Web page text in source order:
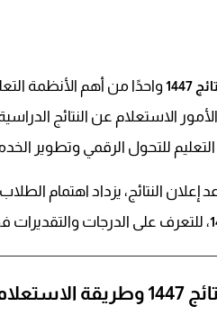
واحدًا من أهم الأنظمة
الاستعلام عن النتائج
للتحول الرقمي وتطوير
النتائج، يزداد اهتمام
، للتعرف على الدرجات والتقديرات